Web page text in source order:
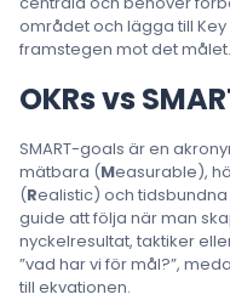
området och lägga till
framstegen mot det målet.
OKRs vs
SMART-goals är en
mätbara (Measurable),
(Realistic) och
guide att följa när man
nyckelresultat, taktiker
”vad har vi för mål?”,
till ekvationen.